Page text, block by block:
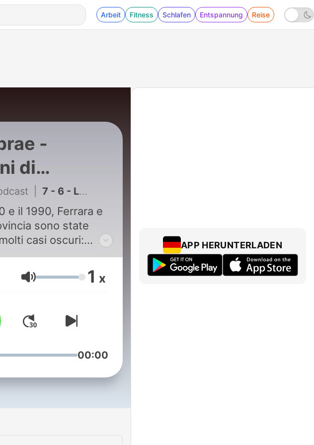
Arbeit Fitness Schlafen Entspannung Reise
-
di
7 - 6 - LAGUNA DI SANGUE
e il 1990, Ferrara e
sono state
casi oscuri:
altri ancora avvolti
In Tenebrae –
provincia, Samuele
Francesco Patroncini
in un viaggio
di delitti
e dettagli mai
rimasti nascosti tra
provincia" è una
Podcast, in
Lautstärke 1 x
00:00
APP HERUNTERLADEN